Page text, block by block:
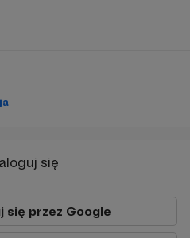
się
się przez Google